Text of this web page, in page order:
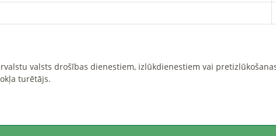
valsts drošības dienestiem, izlūkdienestiem vai
turētājs.